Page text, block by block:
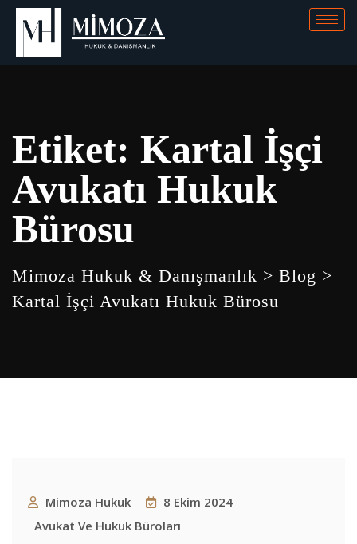
Etiket: Kartal İşçi
Avukatı Hukuk
Bürosu
Mimoza Hukuk & Danışmanlık > Blog >
Kartal İşçi Avukatı Hukuk Bürosu
Mimoza Hukuk
8 Ekim 2024
Avukat Ve Hukuk Büroları